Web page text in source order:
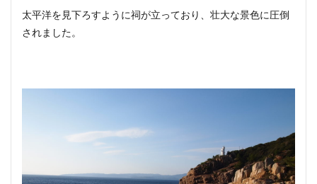
太平洋を見下ろすように祠が立っており、壮大な景色に圧倒
されました。